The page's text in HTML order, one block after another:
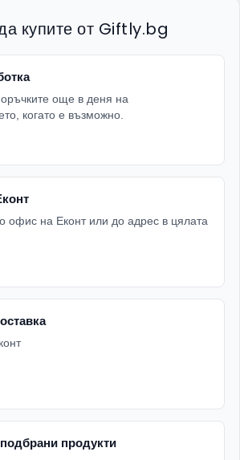
купите от Giftly.bg
още в деня на
когато е възможно.
офис на Еконт или до адрес в цялата
продукти